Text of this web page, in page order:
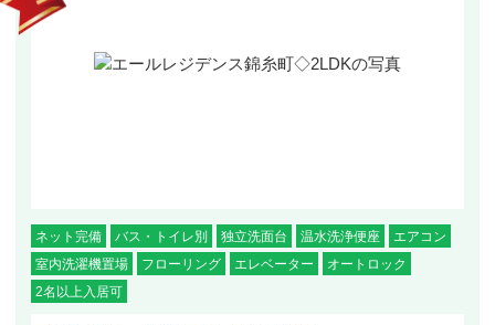
ネット完備 バス・トイレ別 独立洗面台 温水洗浄便座
エアコン
室内洗濯機置場
フローリング エレベーター
オートロック
2名以上入居可